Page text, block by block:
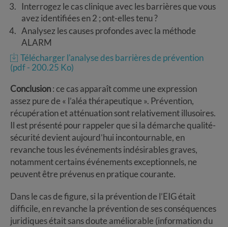
Interrogez le cas clinique avec les barrières que vous
avez identifiées en 2 ; ont-elles tenu ?
Analysez les causes profondes avec la méthode
ALARM
Télécharger l'analyse des barrières de prévention
(pdf - 200.25 Ko)
Conclusion: ce cas apparaît comme une expression
assez pure de « l’aléa thérapeutique ». Prévention,
récupération et atténuation sont relativement illusoires.
Il est présenté pour rappeler que si la démarche qualité-
sécurité devient aujourd’hui incontournable, en
revanche tous les événements indésirables graves,
notamment certains événements exceptionnels, ne
peuvent être prévenus en pratique courante.
Dans le cas de figure, si la prévention de l’EIG était
difficile, en revanche la prévention de ses conséquences
juridiques était sans doute améliorable (information du